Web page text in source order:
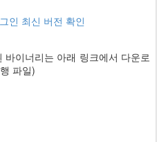
인 최신 버전 확인
이너리는 아래 링크에서 다운로
파일)